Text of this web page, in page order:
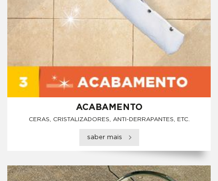
ACABAMENTO
CERAS, CRISTALIZADORES, ANTI-DERRAPANTES, ETC.
saber mais